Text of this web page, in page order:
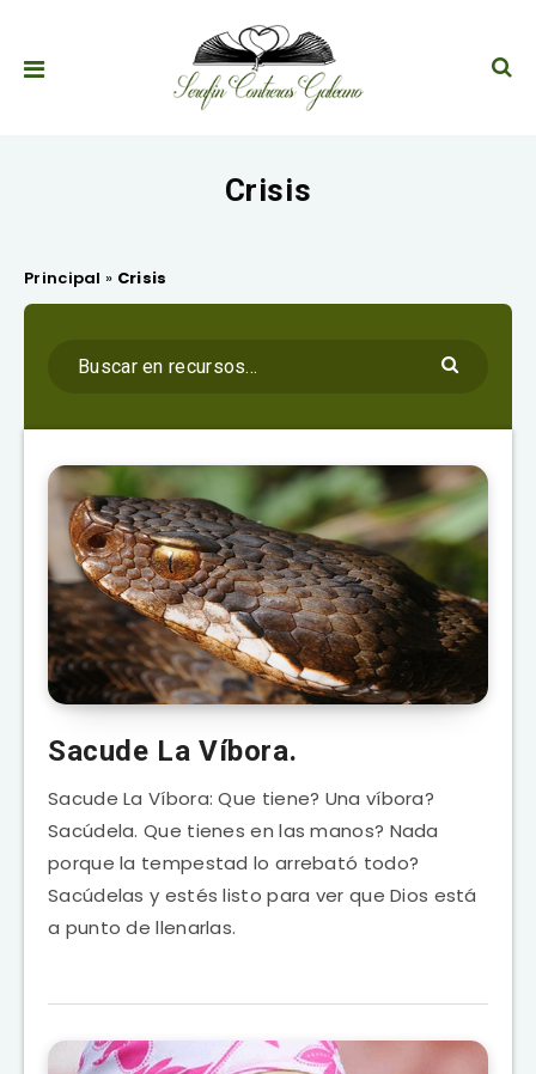
Crisis
Principal » Crisis
Sacude La Víbora.
Sacude La Víbora: Que tiene? Una víbora?
Sacúdela. Que tienes en las manos? Nada
porque la tempestad lo arrebató todo?
Sacúdelas y estés listo para ver que Dios está
a punto de llenarlas.